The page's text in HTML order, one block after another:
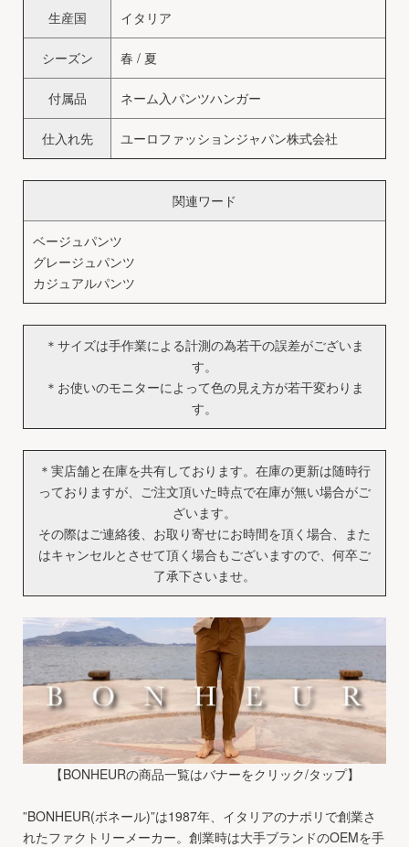
生産国 イタリア
シーズン 春 / 夏
付属品 ネーム入パンツハンガー
仕入れ先 ユーロファッションジャパン株式会社
関連ワード
ベージュパンツ
グレージュパンツ
カジュアルパンツ
＊サイズは手作業による計測の為若干の誤差がございま
す。
＊お使いのモニターによって色の見え方が若干変わりま
す。
＊実店舗と在庫を共有しております。在庫の更新は随時行
っておりますが、ご注文頂いた時点で在庫が無い場合がご
ざいます。
その際はご連絡後、お取り寄せにお時間を頂く場合、また
はキャンセルとさせて頂く場合もございますので、何卒ご
了承下さいませ。
【BONHEURの商品一覧はバナーをクリック/タップ】
”BONHEUR(ボネール)”は1987年、イタリアのナポリで創業さ
れたファクトリーメーカー。創業時は大手ブランドのOEMを手